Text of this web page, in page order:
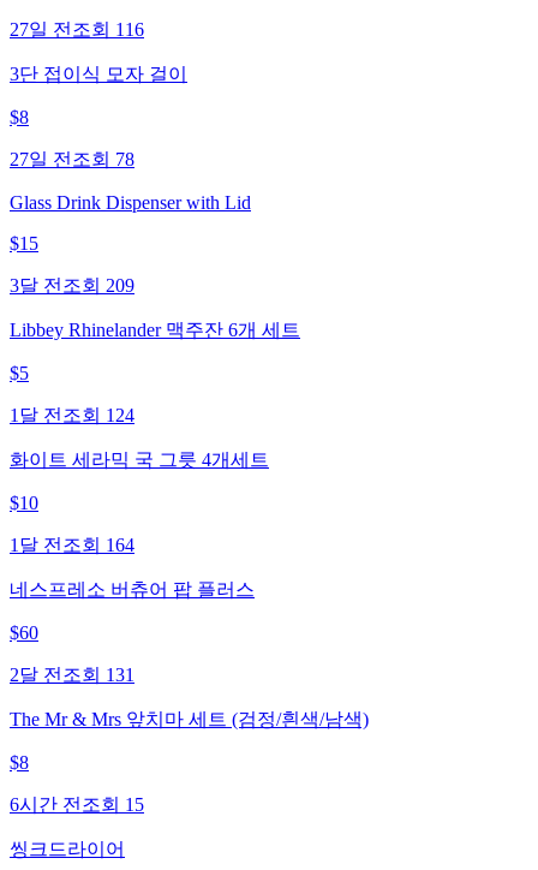
27일 전 조회 116
3단 접이식 모자 걸이
$8
27일 전 조회 78
Glass Drink Dispenser with Lid
$15
3달 전 조회 209
Libbey Rhinelander 맥주잔 6개 세트
$5
1달 전 조회 124
화이트 세라믹 국 그릇 4개세트
$10
1달 전 조회 164
네스프레소 버츄어 팝 플러스
$60
2달 전 조회 131
The Mr & Mrs 앞치마 세트 (검정/흰색/남색)
$8
6시간 전 조회 15
씽크드라이어